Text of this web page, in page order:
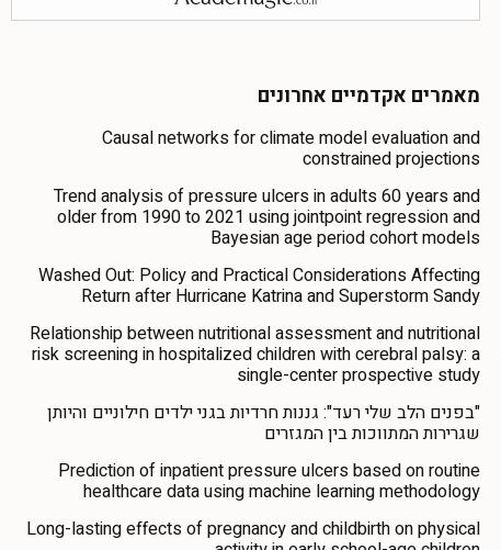
מאמרים אקדמיים אחרונים
Causal networks for climate model evaluation and
constrained projections
Trend analysis of pressure ulcers in adults 60 years and
older from 1990 to 2021 using jointpoint regression and
Bayesian age period cohort models
Washed Out: Policy and Practical Considerations Affecting
Return after Hurricane Katrina and Superstorm Sandy
Relationship between nutritional assessment and nutritional
risk screening in hospitalized children with cerebral palsy: a
single-center prospective study
"בפנים הלב שלי רעד": גננות חרדיות בגני ילדים חילוניים והיותן
שגרירות המתווכות בין המגזרים
Prediction of inpatient pressure ulcers based on routine
healthcare data using machine learning methodology
Long-lasting effects of pregnancy and childbirth on physical